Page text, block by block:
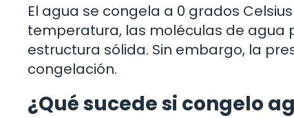
El agua se congela a 0 grados
temperatura, las moléculas de agua
estructura sólida. Sin embargo, la
congelación.
¿Qué sucede si congelo